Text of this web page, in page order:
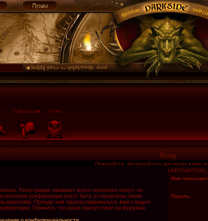
Вход
Пожалуйста, авторизуйтесь для входа в ваш
Регистрация занимает всего несколько минут, но
конференции могут быть установлены также
Прежде чем зарегистрироваться, вам следует
Помните, что ваше присутствие на форумах
{
Имя
Пароль: